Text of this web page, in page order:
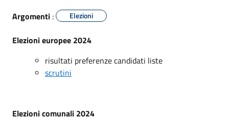
Argomenti : Elezioni
Elezioni europee 2024
risultati preferenze candidati liste
scrutini
Elezioni comunali 2024